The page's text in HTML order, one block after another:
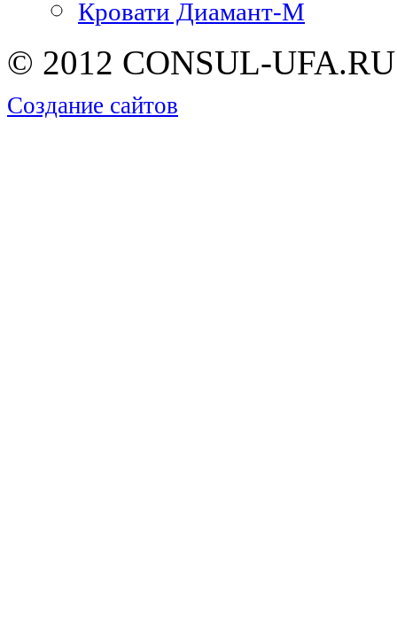
Кровати Диамант-М
© 2012 CONSUL-
Создание сайтов